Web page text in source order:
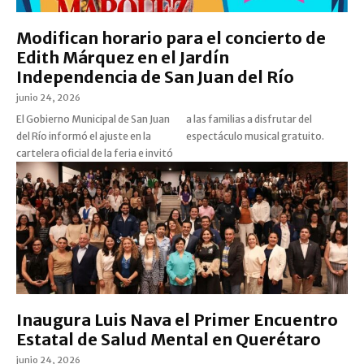
Modifican horario para el concierto de
Edith Márquez en el Jardín
Independencia de San Juan del Río
junio 24, 2026
El Gobierno Municipal de San Juan
del Río informó el ajuste en la
cartelera oficial de la feria e invitó
a las familias a disfrutar del
espectáculo musical gratuito.
Inaugura Luis Nava el Primer Encuentro
Estatal de Salud Mental en Querétaro
junio 24, 2026